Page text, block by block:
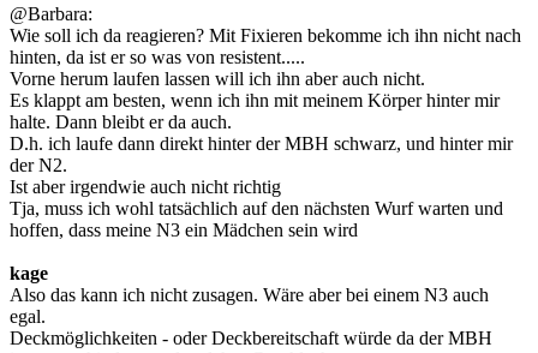
@Barbara:
Wie soll ich da reagieren? Mit Fixieren bekomme ich ihn nicht nach
hinten, da ist er so was von resistent.....
Vorne herum laufen lassen will ich ihn aber auch nicht.
Es klappt am besten, wenn ich ihn mit meinem Körper hinter mir
halte. Dann bleibt er da auch.
D.h. ich laufe dann direkt hinter der MBH schwarz, und hinter mir
der N2.
Ist aber irgendwie auch nicht richtig
Tja, muss ich wohl tatsächlich auf den nächsten Wurf warten und
hoffen, dass meine N3 ein Mädchen sein wird
kage
Also das kann ich nicht zusagen. Wäre aber bei einem N3 auch
egal.
Deckmöglichkeiten - oder Deckbereitschaft würde da der MBH